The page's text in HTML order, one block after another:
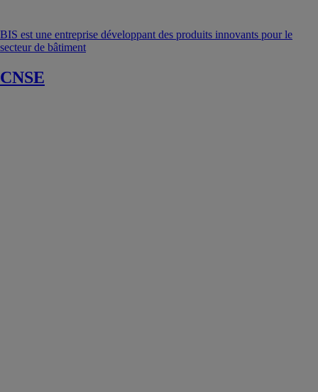
BIS est une entreprise développant des produits innovants pour le
secteur de bâtiment
CNSE